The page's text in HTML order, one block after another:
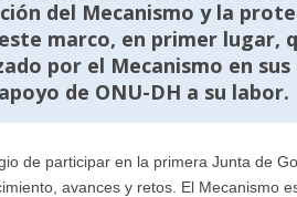
del Mecanismo y la
marco, en primer lugar,
por el Mecanismo en sus
de ONU-DH a su labor.
de participar en la primera Junta de
avances y retos. El Mecanismo